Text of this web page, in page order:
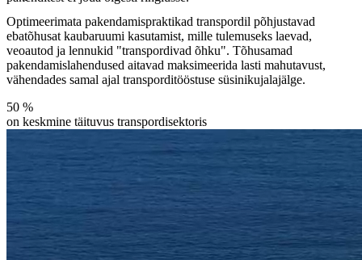
Optimeerimata pakendamispraktikad transpordil põhjustavad
ebatõhusat kaubaruumi kasutamist, mille tulemuseks laevad,
veoautod ja lennukid "transpordivad õhku". Tõhusamad
pakendamislahendused aitavad maksimeerida lasti mahutavust,
vähendades samal ajal transporditööstuse süsinikujalajälge.
50 %
on keskmine täituvus transpordisektoris